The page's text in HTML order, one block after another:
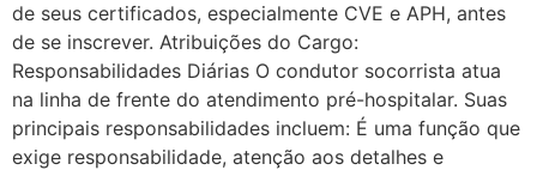
de seus certificados, especialmente CVE e APH, antes
de se inscrever. Atribuições do Cargo:
Responsabilidades Diárias O condutor socorrista atua
na linha de frente do atendimento pré-hospitalar. Suas
principais responsabilidades incluem: É uma função que
exige responsabilidade, atenção aos detalhes e